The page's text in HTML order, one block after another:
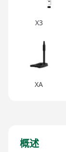
X3
XA
概述